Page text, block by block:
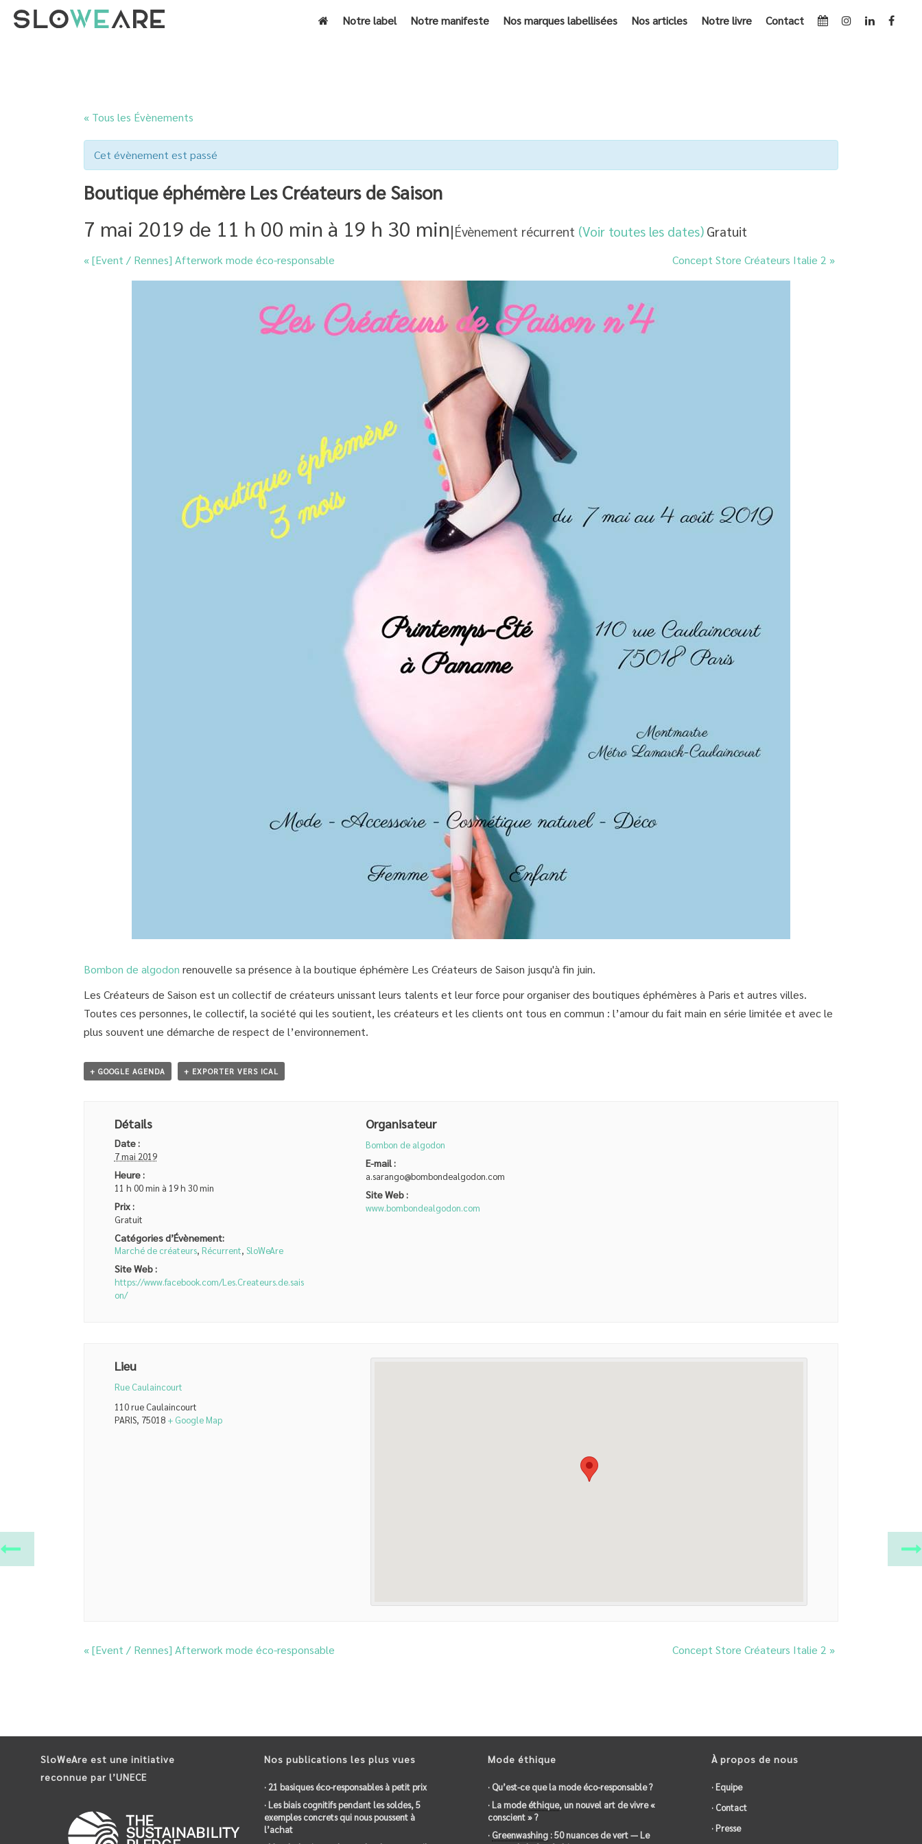
Notre label Notre manifeste Nos marques labellisées Nos articles Notre livre Contact
« Tous les Évènements
Cet évènement est passé
Boutique éphémère Les Créateurs de Saison
7 mai 2019 de 11 h 00 min à 19 h 30 min|Évènement récurrent (Voir toutes les dates) Gratuit
«[Event / Rennes] Afterwork mode éco-responsable Concept Store Créateurs Italie 2 »
Bombon de algodon renouvelle sa présence à la boutique éphémère Les Créateurs de Saison jusqu'à fin juin.
Les Créateurs de Saison est un collectif de créateurs unissant leurs talents et leur force pour organiser des boutiques éphémères à Paris et autres villes.
Toutes ces personnes, le collectif, la société qui les soutient, les créateurs et les clients ont tous en commun : l’amour du fait main en série limitée et avec le
plus souvent une démarche de respect de l’environnement.
+ GOOGLE AGENDA + EXPORTER VERS ICAL
Détails
Date :
7 mai 2019
Heure :
11 h 00 min à 19 h 30 min
Prix :
Gratuit
Catégories d’Évènement:
Marché de créateurs, Récurrent, SloWeAre
Site Web :
https://www.facebook.com/Les.Createurs.de.sais
on/
Organisateur
Bombon de algodon
E-mail :
a.sarango@bombondealgodon.com
Site Web :
www.bombondealgodon.com
Lieu
Rue Caulaincourt
110 rue Caulaincourt
PARIS, 75018 + Google Map
«[Event / Rennes] Afterwork mode éco-responsable Concept Store Créateurs Italie 2 »
SloWeAre est une initiative
reconnue par l’UNECE
Nos publications les plus vues
· 21 basiques éco-responsables à petit prix
· Les biais cognitifs pendant les soldes, 5
exemples concrets qui nous poussent à
l’achat
Mode éthique
· Qu’est-ce que la mode éco-responsable ?
· La modeéthique, un nouvel art de vivre «
conscient » ?
· Greenwashing : 50 nuances de vert — Le
À propos de nous
· Equipe
· Contact
· Presse